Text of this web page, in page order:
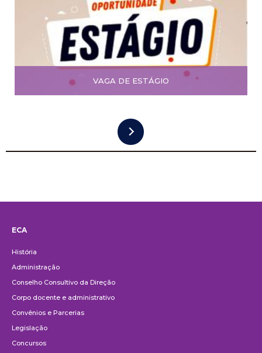
VAGA DE ESTÁGIO
ECA
História
Administração
Conselho Consultivo da Direção
Corpo docente e administrativo
Convênios e Parcerias
Legislação
Concursos